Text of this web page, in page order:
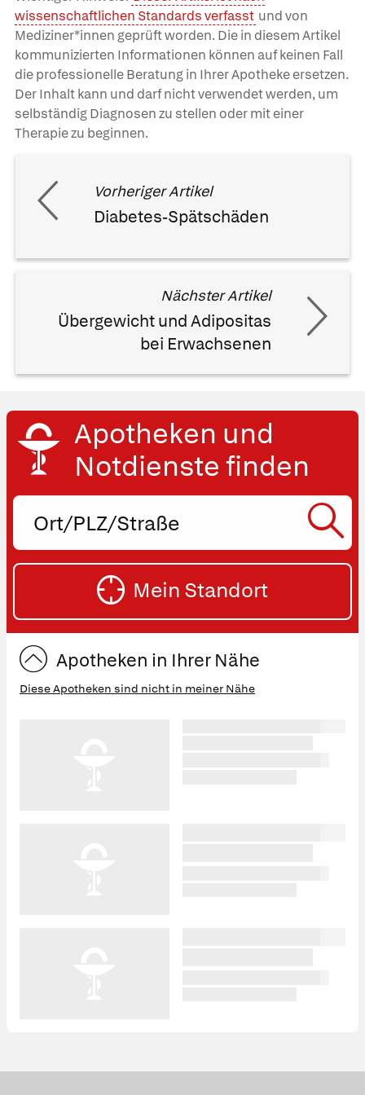
wissenschaftlichen Standards verfasst und von
Mediziner*innen geprüft worden. Die in diesem Artikel
kommunizierten Informationen können auf keinen Fall
die professionelle Beratung in Ihrer Apotheke ersetzen.
Der Inhalt kann und darf nicht verwendet werden, um
selbständig Diagnosen zu stellen oder mit einer
Therapie zu beginnen.
Vorheriger Artikel
Diabetes-Spätschäden
Nächster Artikel
Übergewicht und Adipositas
bei Erwachsenen
Apotheken in
Apotheken und
Notdienste finden
Ort,
oder
Straße
Mein Standort
Apotheken in Ihrer Nähe
Diese Apotheken sind nicht in meiner Nähe